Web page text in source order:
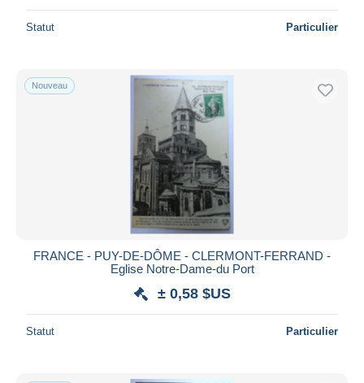
Statut Particulier
Nouveau
FRANCE - PUY-DE-DÔME - CLERMONT-FERRAND -
Eglise Notre-Dame-du Port
± 0,58 $US
Statut Particulier